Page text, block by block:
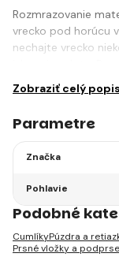
Rozmrazovanie
vrecko pod horúcu
nechajte vrecko
Zobraziť celý popis
Parametre
Značka
Pohlavie
Podobné
CumlíkyPúzdra a
Prsné vložky a